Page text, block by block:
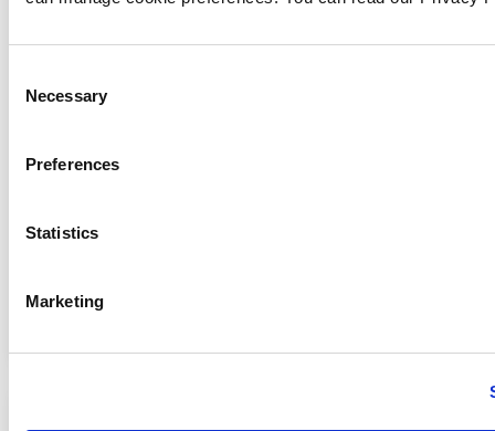
Selection
Necessary
Preferences
Statistics
Marketing